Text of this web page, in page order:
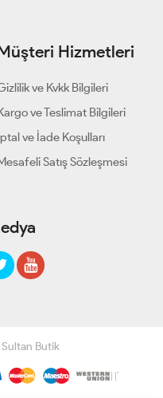
Hizmetleri
ve Kvkk Bilgileri
ve Teslimat Bilgileri
ve İade Koşulları
Satış Sözleşmesi
Butik